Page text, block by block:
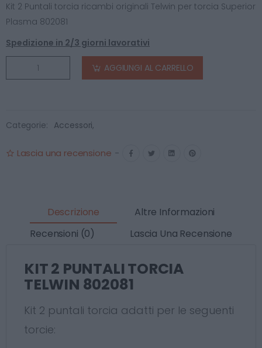
Kit 2 Puntali torcia ricambi originali Telwin per torcia Superior
Plasma 802081
Spedizione in 2/3 giorni lavorativi
AGGIUNGI AL CARRELLO
Categorie: Accessori,
Lascia una recensione -
Descrizione
Altre Informazioni
Recensioni (0)
Lascia Una Recensione
KIT 2 PUNTALI TORCIA
TELWIN 802081
Kit 2 puntali torcia adatti per le seguenti
torcie: